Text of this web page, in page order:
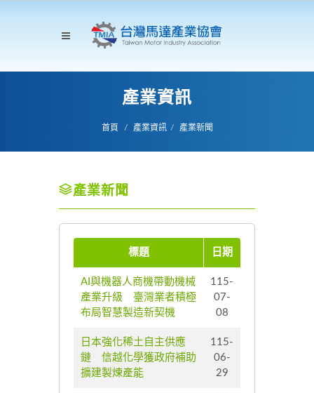
產業資訊
首頁 產業資訊 產業新聞
產業新聞
標題 日期
AI與機器人商機帶動機械
產業升級 臺灣業者積極
布局智慧製造新契機
115-
07-
08
日本強化稀土自主供應
鏈 信越化學獲政府補助
擴建製煉產能
115-
06-
29